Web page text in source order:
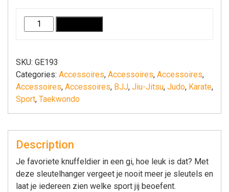
Sleutelhanger
Tijger
gi
quantity
SKU: GE193
Categories: Accessoires, Accessoires, Accessoires,
Accessoires, Accessoires, BJJ, Jiu-Jitsu, Judo, Karate,
Sport, Taekwondo
Description
Je favoriete knuffeldier in een gi, hoe leuk is dat? Met
deze sleutelhanger vergeet je nooit meer je sleutels en
laat je iedereen zien welke sport jij beoefent.